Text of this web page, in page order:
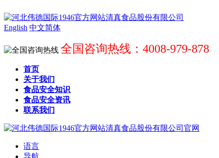
English 中文简体
全国咨询热线：4008-979-878
首页
关于我们
食品安全知识
食品安全资讯
联系我们
语言
导航